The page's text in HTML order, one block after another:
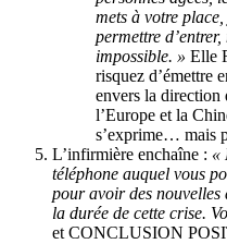
mets à votre
permettre
impossible. » Elle
risquez d’émettre
envers la direction
l’Europe et la
s’exprime… mais
L’infirmière enchaîne : «
téléphone auquel vous
pour avoir des
la durée de cette crise.
et CONCLUSION